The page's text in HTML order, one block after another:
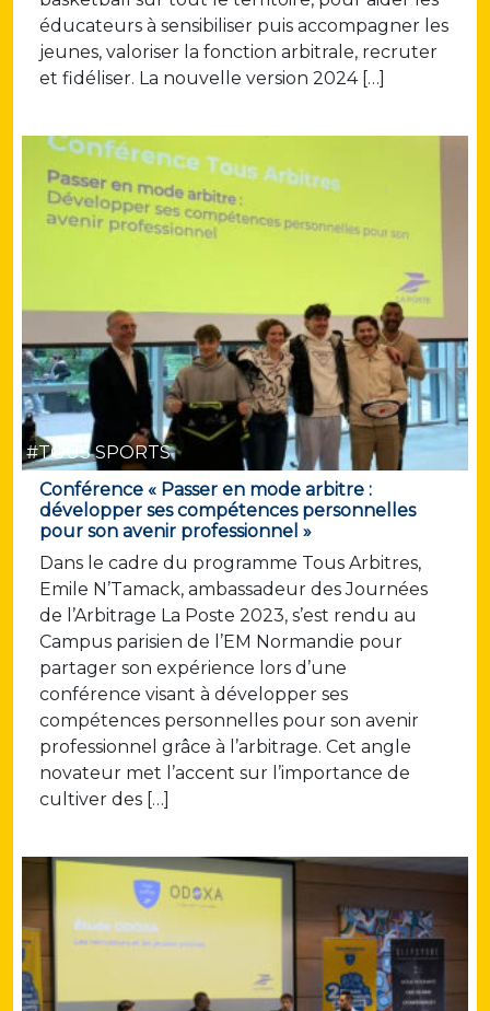
éducateurs à sensibiliser puis accompagner les
jeunes, valoriser la fonction arbitrale, recruter
et fidéliser. La nouvelle version 2024 […]
#TOUS SPORTS
Conférence « Passer en mode arbitre :
développer ses compétences personnelles
pour son avenir professionnel »
Dans le cadre du programme Tous Arbitres,
Emile N’Tamack, ambassadeur des Journées
de l’Arbitrage La Poste 2023, s’est rendu au
Campus parisien de l’EM Normandie pour
partager son expérience lors d’une
conférence visant à développer ses
compétences personnelles pour son avenir
professionnel grâce à l’arbitrage. Cet angle
novateur met l’accent sur l’importance de
cultiver des […]